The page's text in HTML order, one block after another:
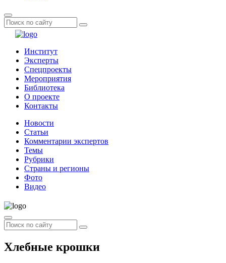
Институт
Эксперты
Спецпроекты
Мероприятия
Библиотека
О проекте
Контакты
Новости
Статьи
Комментарии экспертов
Темы
Рубрики
Страны и регионы
Фото
Видео
Хлебные крошки